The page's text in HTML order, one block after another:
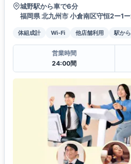
城野駅から車で6分
福岡県 北九州市 小倉南区守恒2ー1
体組成計 Wi-Fi 他店舗利用 駅か
営業時間
24:00間